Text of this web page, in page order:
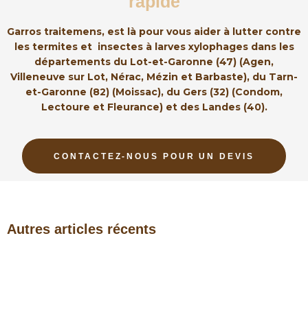
Garros traitemens, est là pour vous aider à lutter contre
les termites et insectes à larves xylophages dans les
départements du Lot-et-Garonne (47) (Agen,
Villeneuve sur Lot, Nérac, Mézin et Barbaste), du Tarn-
et-Garonne (82) (Moissac), du Gers (32) (Condom,
Lectoure et Fleurance) et des Landes (40).
CONTACTEZ-NOUS POUR UN DEVIS
Autres articles récents